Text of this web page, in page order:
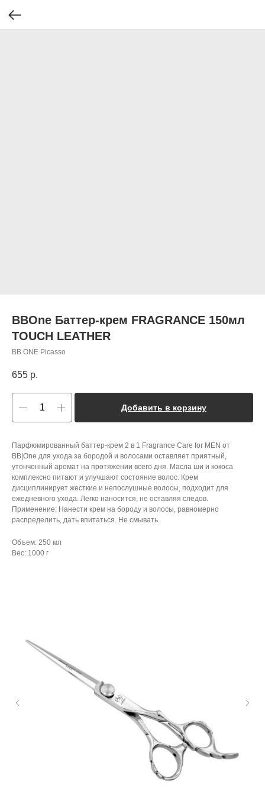
BBOne Баттер-крем FRAGRANCE 150мл
TOUCH LEATHER
BB ONE Picasso
655 р.
Добавить в корзину
Парфюмированный баттер-крем 2 в 1 Fragrance Care for МЕN от
BB|One для ухода за бородой и волосами оставляет приятный,
утонченный аромат на протяжении всего дня. Масла ши и кокоса
комплексно питают и улучшают состояние волос. Крем
дисциплинирует жесткие и непослушные волосы, подходит для
ежедневного ухода. Легко наносится, не оставляя следов.
Применение: Нанести крем на бороду и волосы, равномерно
распределить, дать впитаться. Не смывать.
Объем: 250 мл
Вес: 1000 г